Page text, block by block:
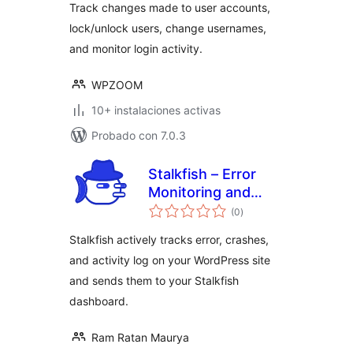
Track changes made to user accounts,
lock/unlock users, change usernames,
and monitor login activity.
WPZOOM
10+ instalaciones activas
Probado con 7.0.3
Stalkfish – Error
Monitoring and
Activity Log (0total
de
)
Stalkfish actively tracks error, crashes,
and activity log on your WordPress site
and sends them to your Stalkfish
dashboard.
Ram Ratan Maurya